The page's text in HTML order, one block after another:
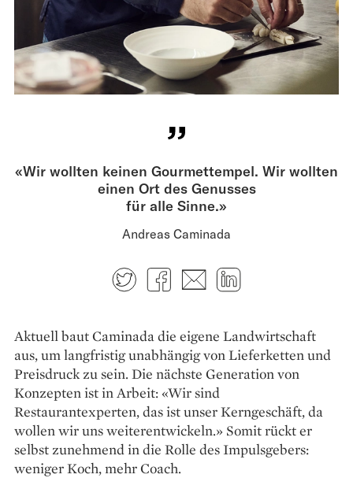
«Wir wollten keinen Gourmettempel. Wir wollten
einen Ort des Genusses
für alle Sinne.»
Andreas Caminada
TwitterFacebook
E-mail
Aktuell baut Caminada die eigene Land­wirtschaft
aus, um langfristig unabhängig von Lieferketten und
Preisdruck zu sein. Die nächste Generation von
Konzepten ist in Arbeit: «Wir sind
Restaurantexperten, das ist unser Kern­geschäft, da
wollen wir uns weiterentwickeln.» Somit rückt er
selbst zunehmend in die Rolle des Impuls­gebers:
weniger Koch, mehr Coach.